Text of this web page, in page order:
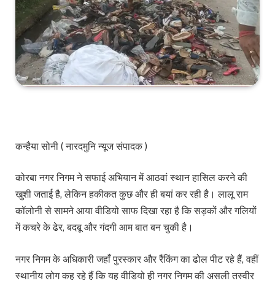
कन्हैया सोनी ( नारदमुनि न्यूज संपादक )
कोरबा नगर निगम ने सफाई अभियान में आठवां स्थान हासिल करने की
खुशी जताई है, लेकिन हकीकत कुछ और ही बयां कर रही है। लालू राम
कॉलोनी से सामने आया वीडियो साफ दिखा रहा है कि सड़कों और गलियों
में कचरे के ढेर, बदबू और गंदगी आम बात बन चुकी है।
नगर निगम के अधिकारी जहाँ पुरस्कार और रैंकिंग का ढोल पीट रहे हैं, वहीं
स्थानीय लोग कह रहे हैं कि यह वीडियो ही नगर निगम की असली तस्वीर